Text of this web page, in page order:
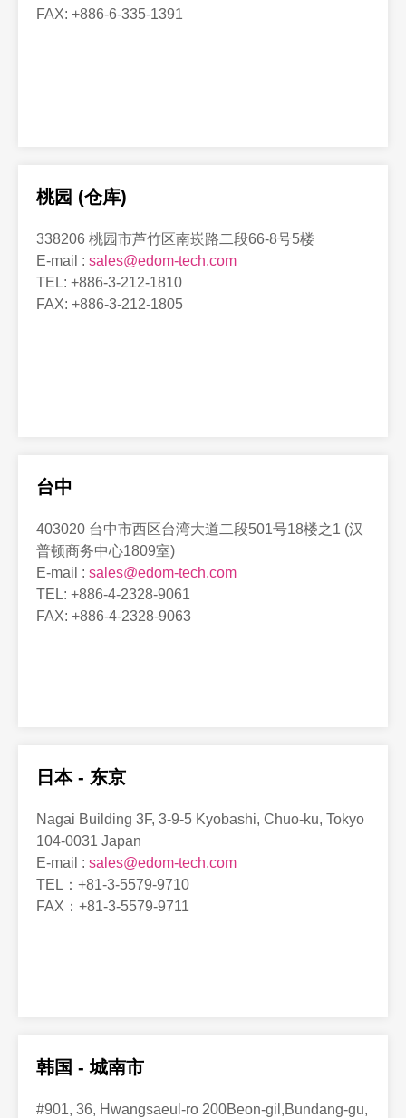
FAX: +886-6-335-1391
桃园 (仓库)
338206 桃园市芦竹区南崁路二段66-8号5楼
E-mail : sales@edom-tech.com
TEL: +886-3-212-1810
FAX: +886-3-212-1805
台中
403020 台中市西区台湾大道二段501号18楼之1 (汉
普顿商务中心1809室)
E-mail : sales@edom-tech.com
TEL: +886-4-2328-9061
FAX: +886-4-2328-9063
日本 - 东京
Nagai Building 3F, 3-9-5 Kyobashi, Chuo-ku, Tokyo
104-0031 Japan
E-mail : sales@edom-tech.com
TEL：+81-3-5579-9710
FAX：+81-3-5579-9711
韩国 - 城南市
#901, 36, Hwangsaeul-ro 200Beon-gil,Bundang-gu,